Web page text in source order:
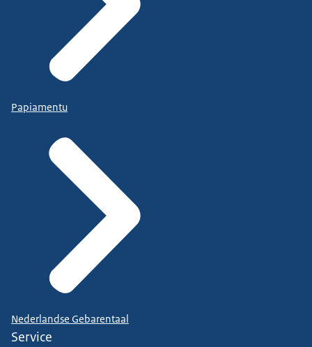
Papiamentu
Nederlandse Gebarentaal
Service